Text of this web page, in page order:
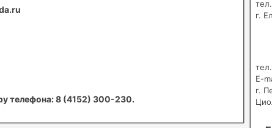
телефона: 8 (4152) 300-230.
г.
E-
г.